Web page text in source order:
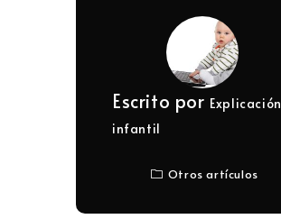
Escrito por Explicación
infantil
Otros artículos